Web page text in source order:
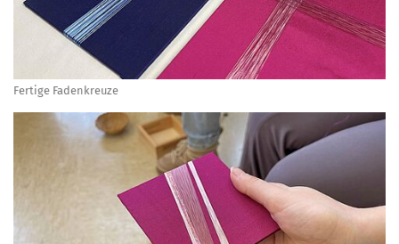
Fertige Fadenkreuze